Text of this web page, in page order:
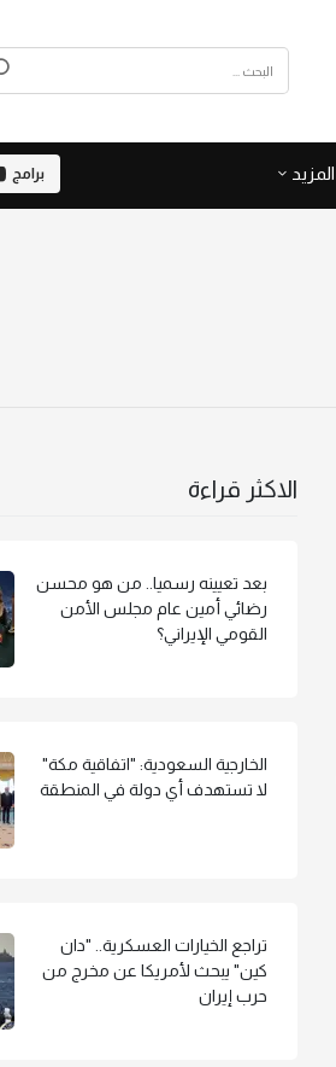
المزيد برامج
الاكثر قراءة
بعد تعيينه رسميا.. من هو محسن
رضائي أمين عام مجلس الأمن
القومي الإيراني؟
الخارجية السعودية: "اتفاقية مكة"
لا تستهدف أي دولة في المنطقة
تراجع الخيارات العسكرية.. "دان
كين" يبحث لأمريكا عن مخرج من
حرب إيران